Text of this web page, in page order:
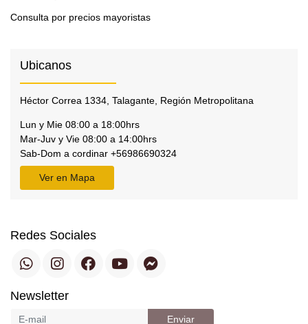
Consulta por precios mayoristas
Ubicanos
Héctor Correa 1334, Talagante, Región Metropolitana
Lun y Mie 08:00 a 18:00hrs
Mar-Juv y Vie 08:00 a 14:00hrs
Sab-Dom a cordinar +56986690324
Ver en Mapa
Redes Sociales
Newsletter
Enviar